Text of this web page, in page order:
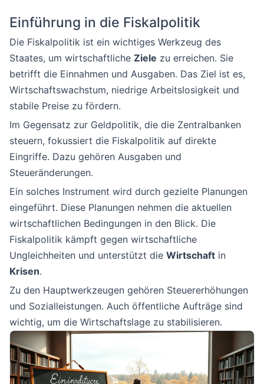
Einführung in die Fiskalpolitik
Die Fiskalpolitik ist ein wichtiges Werkzeug des
Staates, um wirtschaftliche Ziele zu erreichen. Sie
betrifft die Einnahmen und Ausgaben. Das Ziel ist es,
Wirtschaftswachstum, niedrige Arbeitslosigkeit und
stabile Preise zu fördern.
Im Gegensatz zur Geldpolitik, die die Zentralbanken
steuern, fokussiert die Fiskalpolitik auf direkte
Eingriffe. Dazu gehören Ausgaben und
Steueränderungen.
Ein solches Instrument wird durch gezielte Planungen
eingeführt. Diese Planungen nehmen die aktuellen
wirtschaftlichen Bedingungen in den Blick. Die
Fiskalpolitik kämpft gegen wirtschaftliche
Ungleichheiten und unterstützt die Wirtschaft in
Krisen.
Zu den Hauptwerkzeugen gehören Steuererhöhungen
und Sozialleistungen. Auch öffentliche Aufträge sind
wichtig, um die Wirtschaftslage zu stabilisieren.